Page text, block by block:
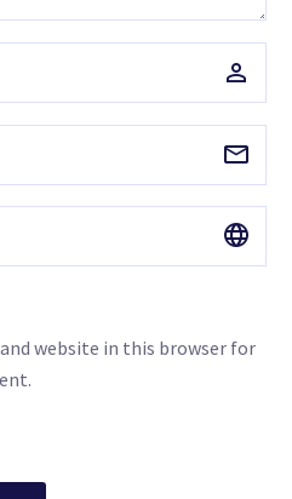
website in this browser for